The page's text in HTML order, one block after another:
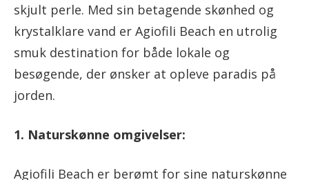
skjult perle. Med sin betagende skønhed og
krystalklare vand er Agiofili Beach en utrolig
smuk destination for både lokale og
besøgende, der ønsker at opleve paradis på
jorden.
1. Naturskønne omgivelser:
Agiofili Beach er berømt for sine naturskønne